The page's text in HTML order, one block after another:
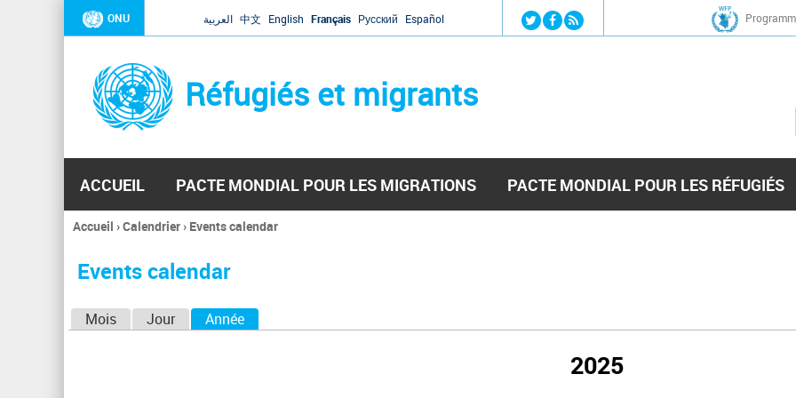
Jump to navigation
ONU العربية 中文 English Français Русский Español
Réfugiés et migrants
ACCUEIL PACTE MONDIAL POUR LES MIGRATIONS PACTE MONDIAL POUR LES RÉFUGIÉS
Vous
ici
Accueil ›Calendrier› Events calendar
Events calendar
Mois Jour Année
2025